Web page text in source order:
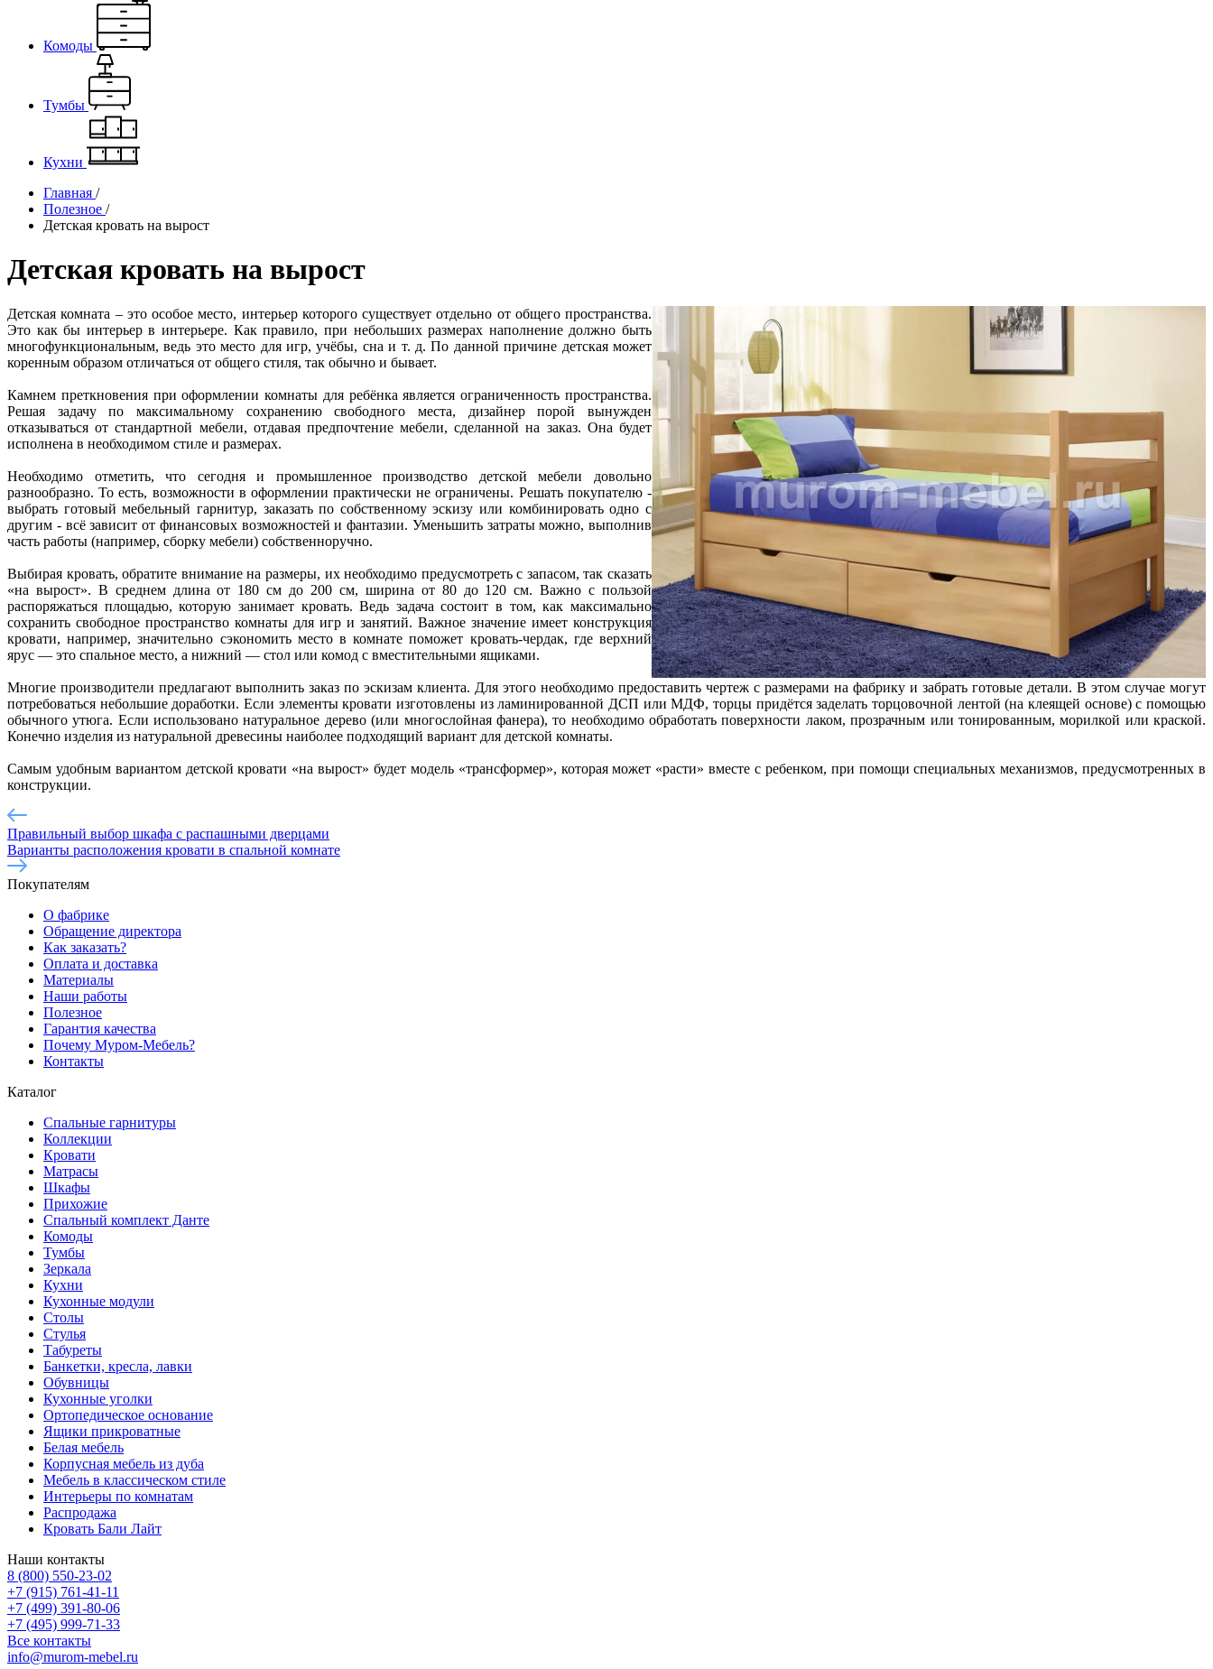
Комоды
Тумбы
Кухни
Главная /
Полезное /
Детская кровать на вырост
Детская кровать на вырост
Детская комната – это особое место, интерьер которого существует отдельно от общего пространства.
Это как бы интерьер в интерьере. Как правило, при небольших размерах наполнение должно быть
многофункциональным, ведь это место для игр, учёбы, сна и т. д. По данной причине детская может
коренным образом отличаться от общего стиля, так обычно и бывает.
Камнем преткновения при оформлении комнаты для ребёнка является ограниченность пространства.
Решая задачу по максимальному сохранению свободного места, дизайнер порой вынужден
отказываться от стандартной мебели, отдавая предпочтение мебели, сделанной на заказ. Она будет
исполнена в необходимом стиле и размерах.
Необходимо отметить, что сегодня и промышленное производство детской мебели довольно
разнообразно. То есть, возможности в оформлении практически не ограничены. Решать покупателю -
выбрать готовый мебельный гарнитур, заказать по собственному эскизу или комбинировать одно с
другим - всё зависит от финансовых возможностей и фантазии. Уменьшить затраты можно, выполнив
часть работы (например, сборку мебели) собственноручно.
Выбирая кровать, обратите внимание на размеры, их необходимо предусмотреть с запасом, так сказать
«на вырост». В среднем длина от 180 см до 200 см, ширина от 80 до 120 см. Важно с пользой
распоряжаться площадью, которую занимает кровать. Ведь задача состоит в том, как максимально
сохранить свободное пространство комнаты для игр и занятий. Важное значение имеет конструкция
кровати, например, значительно сэкономить место в комнате поможет кровать-чердак, где верхний
ярус — это спальное место, а нижний — стол или комод с вместительными ящиками.
Многие производители предлагают выполнить заказ по эскизам клиента. Для этого необходимо предоставить чертеж с размерами на фабрику и забрать готовые детали. В этом случае могут
потребоваться небольшие доработки. Если элементы кровати изготовлены из ламинированной ДСП или МДФ, торцы придётся заделать торцовочной лентой (на клеящей основе) с помощью
обычного утюга. Если использовано натуральное дерево (или многослойная фанера), то необходимо обработать поверхности лаком, прозрачным или тонированным, морилкой или краской.
Конечно изделия из натуральной древесины наиболее подходящий вариант для детской комнаты.
Самым удобным вариантом детской кровати «на вырост» будет модель «трансформер», которая может «расти» вместе с ребенком, при помощи специальных механизмов, предусмотренных в
конструкции.
Правильный выбор шкафа с распашными дверцами
Варианты расположения кровати в спальной комнате
Покупателям
О фабрике
Обращение директора
Как заказать?
Оплата и доставка
Материалы
Наши работы
Полезное
Гарантия качества
Почему Муром-Мебель?
Контакты
Каталог
Спальные гарнитуры
Коллекции
Кровати
Матрасы
Шкафы
Прихожие
Спальный комплект Данте
Комоды
Тумбы
Зеркала
Кухни
Кухонные модули
Столы
Стулья
Табуреты
Банкетки, кресла, лавки
Обувницы
Кухонные уголки
Ортопедическое основание
Ящики прикроватные
Белая мебель
Корпусная мебель из дуба
Мебель в классическом стиле
Интерьеры по комнатам
Распродажа
Кровать Бали Лайт
Наши контакты
8 (800) 550-23-02
+7 (915) 761-41-11
+7 (499) 391-80-06
+7 (495) 999-71-33
Все контакты
info@murom-mebel.ru